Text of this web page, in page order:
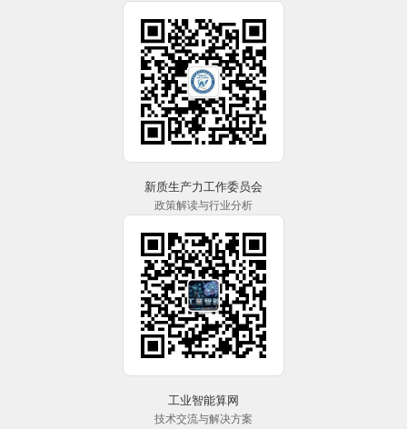
新质生产力工作委员会
政策解读与行业分析
工业智能算网
技术交流与解决方案